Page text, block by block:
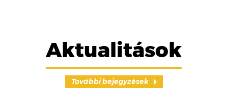
Aktualitások
További bejegyzések